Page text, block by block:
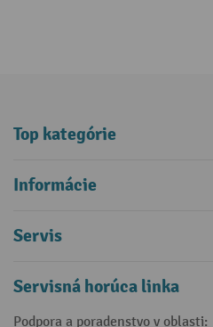
Top kategórie
Informácie
Servis
Servisná horúca linka
Podpora a poradenstvo v oblasti: